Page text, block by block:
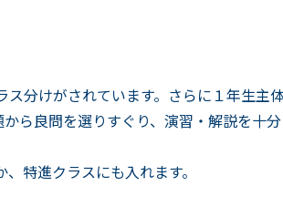
分けがされています。さらに１年生主
ら良問を選りすぐり、演習・解説を十
特進クラスにも入れます。